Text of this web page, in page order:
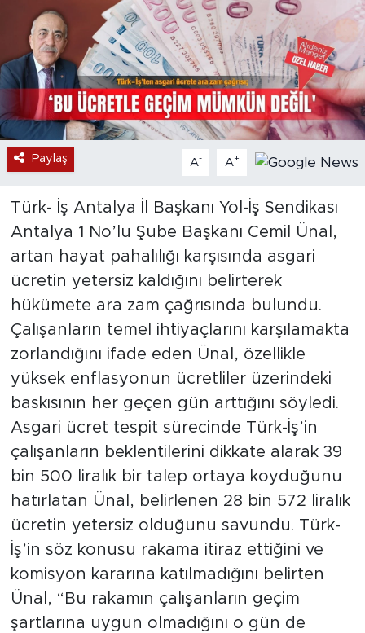
Paylaş A- A+
Türk- İş Antalya İl Başkanı Yol-İş Sendikası
Antalya 1 No’lu Şube Başkanı Cemil Ünal,
artan hayat pahalılığı karşısında asgari
ücretin yetersiz kaldığını belirterek
hükümete ara zam çağrısında bulundu.
Çalışanların temel ihtiyaçlarını karşılamakta
zorlandığını ifade eden Ünal, özellikle
yüksek enflasyonun ücretliler üzerindeki
baskısının her geçen gün arttığını söyledi.
Asgari ücret tespit sürecinde Türk-İş’in
çalışanların beklentilerini dikkate alarak 39
bin 500 liralık bir talep ortaya koyduğunu
hatırlatan Ünal, belirlenen 28 bin 572 liralık
ücretin yetersiz olduğunu savundu. Türk-
İş’in söz konusu rakama itiraz ettiğini ve
komisyon kararına katılmadığını belirten
Ünal, “Bu rakamın çalışanların geçim
şartlarına uygun olmadığını o gün de